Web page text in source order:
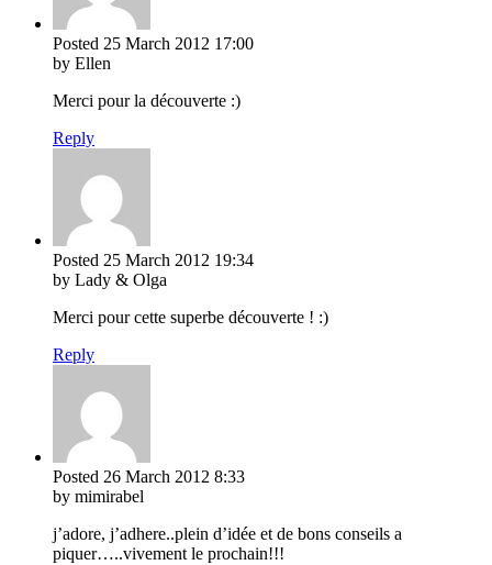
Posted 25 March 2012 17:00
by Ellen
Merci pour la découverte :)
Reply
Posted 25 March 2012 19:34
by Lady & Olga
Merci pour cette superbe découverte ! :)
Reply
Posted 26 March 2012 8:33
by mimirabel
j’adore, j’adhere..plein d’idée et de bons conseils a
piquer…..vivement le prochain!!!